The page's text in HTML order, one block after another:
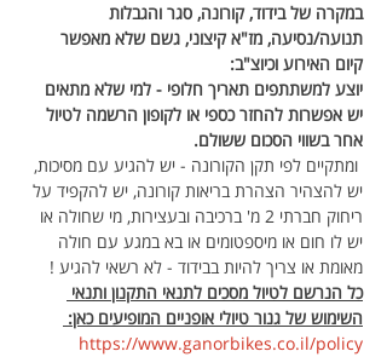
במקרה של בידוד, קורונה, סגר והגבלות
תנועה/נסיעה, מז"א קיצוני, גשם שלא מאפשר
קיום האירוע וכיוצ"ב:
יוצע למשתתפים תאריך חלופי - למי שלא מתאים
יש אפשרות להחזר כספי או לקופון הרשמה לטיול
אחר בשווי הסכום ששולם.
ומתקיים לפי תקן הקורונה - יש להגיע עם מסיכות,
יש להצהיר הצהרת בריאות קורונה, יש להקפיד על
ריחוק חברתי 2 מ' ברכיבה ובעצירות, מי שחולה או
יש לו חום או מיספטומים או בא במגע עם חולה
מאומת או צריך להיות בבידוד - לא רשאי להגיע !
כל הנרשם לטיול מסכים לתנאי התקנון ותנאי
השימוש של גנור טיולי אופניים המופיעים כאן:
https://www.ganorbikes.co.il/policy